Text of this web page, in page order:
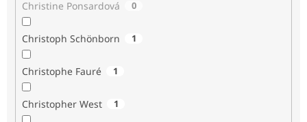
Christine Ponsardová 0
Christoph Schönborn 1
Christophe Fauré 1
Christopher West 1